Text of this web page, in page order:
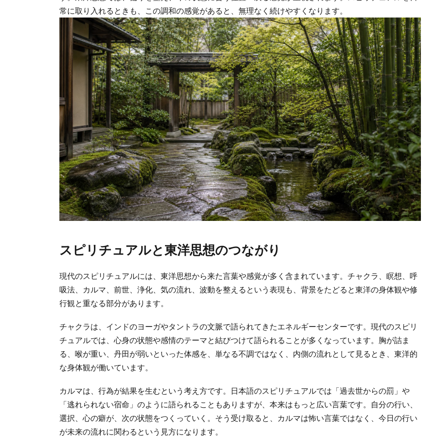
常に取り入れるときも、この調和の感覚があると、無理なく続けやすくなります。
スピリチュアルと東洋思想のつながり
現代のスピリチュアルには、東洋思想から来た言葉や感覚が多く含まれています。チャクラ、瞑想、呼
吸法、カルマ、前世、浄化、気の流れ、波動を整えるという表現も、背景をたどると東洋の身体観や修
行観と重なる部分があります。
チャクラは、インドのヨーガやタントラの文脈で語られてきたエネルギーセンターです。現代のスピリ
チュアルでは、心身の状態や感情のテーマと結びつけて語られることが多くなっています。胸が詰ま
る、喉が重い、丹田が弱いといった体感を、単なる不調ではなく、内側の流れとして見るとき、東洋的
な身体観が働いています。
カルマは、行為が結果を生むという考え方です。日本語のスピリチュアルでは「過去世からの罰」や
「逃れられない宿命」のように語られることもありますが、本来はもっと広い言葉です。自分の行い、
選択、心の癖が、次の状態をつくっていく。そう受け取ると、カルマは怖い言葉ではなく、今日の行い
が未来の流れに関わるという見方になります。